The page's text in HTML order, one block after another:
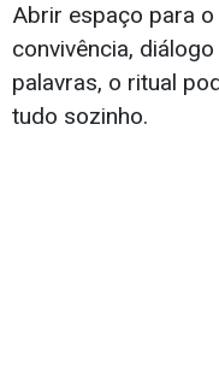
Abrir espaço para
convivência,
palavras, o ritual
tudo sozinho.